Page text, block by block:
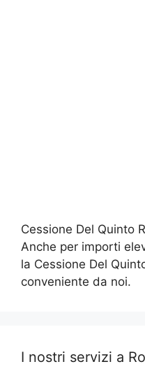
Cessione Del Quinto
Anche per importi
la Cessione Del
conveniente da noi.
I nostri servizi a